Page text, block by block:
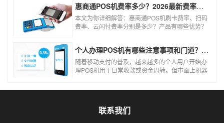
使用！
惠商通POS机费率多少？2026最新费率标准及办理全攻略
本文为你详细解答：惠商通POS机刷卡费率、扫码
费率、云闪付费率分别是多少？产品有哪些优势？
个人办理POS机有哪些注意事项和门道？（2026最新避坑指南）
随着移动支付的普及，越来越多的个人用户开始办
理POS机用于日常收款或资金周转。但市面上机器
联系我们